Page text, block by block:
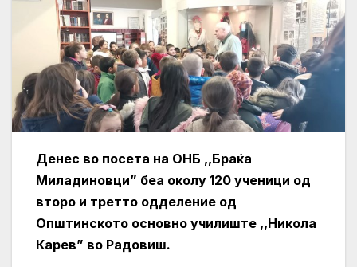
Денес во посета на ОНБ ,,Браќа
Миладиновци” беа околу 120 ученици од
второ и третто одделение од
Општинското основно училиште ,,Никола
Карев” во Радовиш.